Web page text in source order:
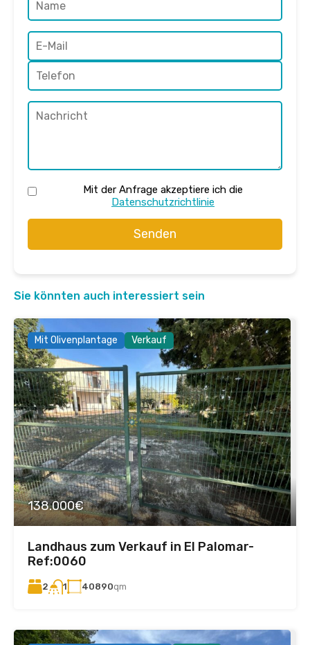
Mit der Anfrage akzeptiere ich die
Datenschutzrichtlinie
Senden
Sie könnten auch interessiert sein
Mit Olivenplantage Verkauf
138.000€
Landhaus zum Verkauf in El Palomar-
Ref:0060
2 1 40890qm